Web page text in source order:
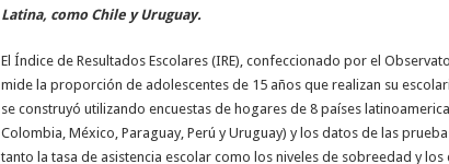
Latina, como Chile y Uruguay.
El Índice de Resultados Escolares (IRE), confeccionado por el
mide la proporción de adolescentes de 15 años que realizan su
se construyó utilizando encuestas de hogares de 8 países
Colombia, México, Paraguay, Perú y Uruguay) y los datos de las
tanto la tasa de asistencia escolar como los niveles de sobreedad y los